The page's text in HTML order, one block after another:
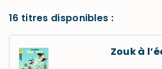
16 titres disponibles :
Zouk à